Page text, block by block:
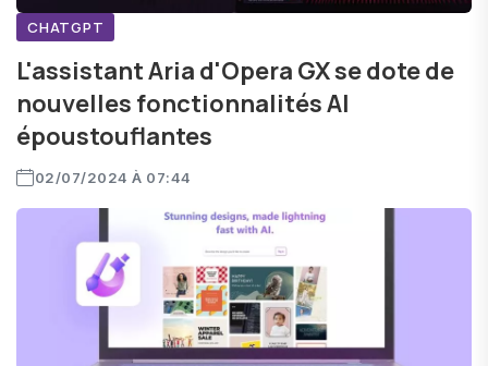
CHATGPT
L'assistant Aria d'Opera GX se dote de
nouvelles fonctionnalités AI
époustouflantes
02/07/2024 À 07:44